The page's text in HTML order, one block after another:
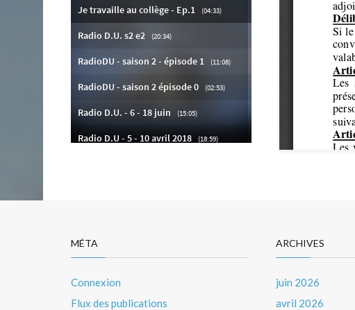
MÉTA
Connexion
Flux des publications
ARCHIVES
juin 2026
avril 2026